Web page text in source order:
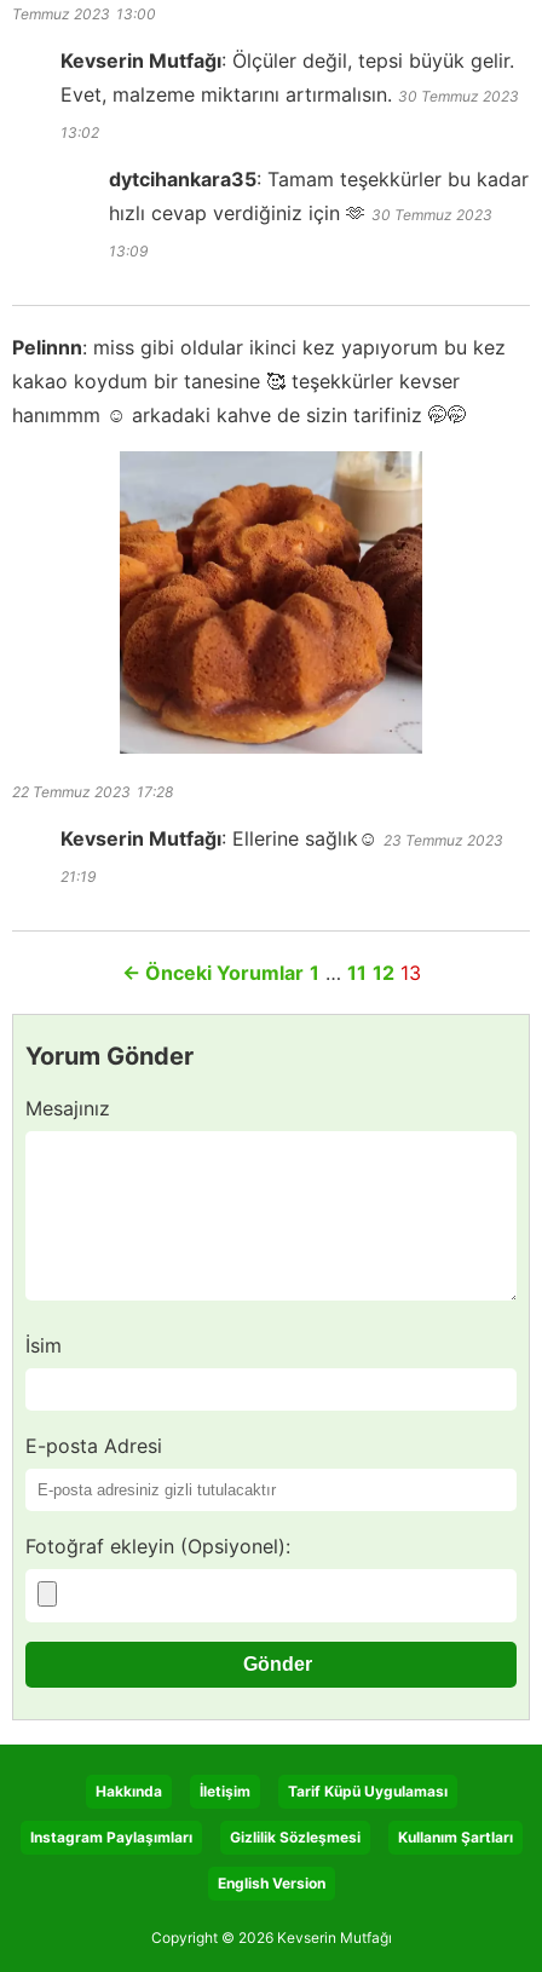
Temmuz 2023 13:00
Kevserin Mutfağı: Ölçüler değil, tepsi büyük gelir.
Evet, malzeme miktarını artırmalısın. 30 Temmuz 2023
13:02
dytcihankara35: Tamam teşekkürler bu kadar
hızlı cevap verdiğiniz için 🫶 30 Temmuz 2023
13:09
Pelinnn: miss gibi oldular ikinci kez yapıyorum bu kez
kakao koydum bir tanesine 🥰 teşekkürler kevser
hanımmm ☺ arkadaki kahve de sizin tarifiniz 🤭🤭
22 Temmuz 2023 17:28
Kevserin Mutfağı: Ellerine sağlık☺️ 23 Temmuz 2023
21:19
← Önceki Yorumlar 1 … 11 12 13
Yorum Gönder
Mesajınız
İsim
E-posta Adresi
Fotoğraf ekleyin (Opsiyonel):
Hakkında İletişim Tarif Küpü Uygulaması
Instagram Paylaşımları Gizlilik Sözleşmesi Kullanım Şartları
English Version
Copyright © 2026 Kevserin Mutfağı